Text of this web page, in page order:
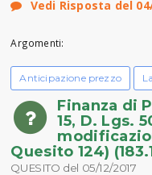
Vedi Risposta del
Argomenti:
Anticipazione prezzo
Finanza di
15, D. Lgs.
Quesito 124)
QUESITO del 05/12/2017